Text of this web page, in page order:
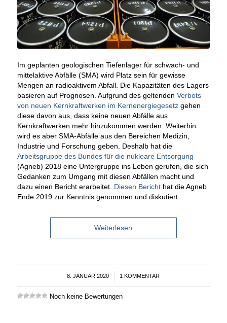
Im geplanten geologischen Tiefenlager für schwach- und
mittelaktive Abfälle (SMA) wird Platz sein für gewisse
Mengen an radioaktivem Abfall. Die Kapazitäten des Lagers
basieren auf Prognosen. Aufgrund des geltenden Verbots
von neuen Kernkraftwerken im Kernenergiegesetzgehen
diese davon aus, dass keine neuen Abfälle aus
Kernkraftwerken mehr hinzukommen werden. Weiterhin
wird es aber SMA-Abfälle aus den Bereichen Medizin,
Industrie und Forschung geben. Deshalb hat die
Arbeitsgruppe des Bundes für die nukleare Entsorgung
(Agneb) 2018 eine Untergruppe ins Leben gerufen, die sich
Gedanken zum Umgang mit diesen Abfällen macht und
dazu einen Bericht erarbeitet. Diesen Berichthat die Agneb
Ende 2019 zur Kenntnis genommen und diskutiert.
Weiterlesen
8. JANUAR 2020
/ 1 KOMMENTAR
Noch keine Bewertungen